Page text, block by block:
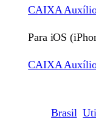
CAIXA
Para iOS
CAIXA
Brasil